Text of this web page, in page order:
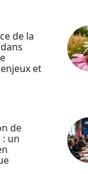
de la
et
de
un